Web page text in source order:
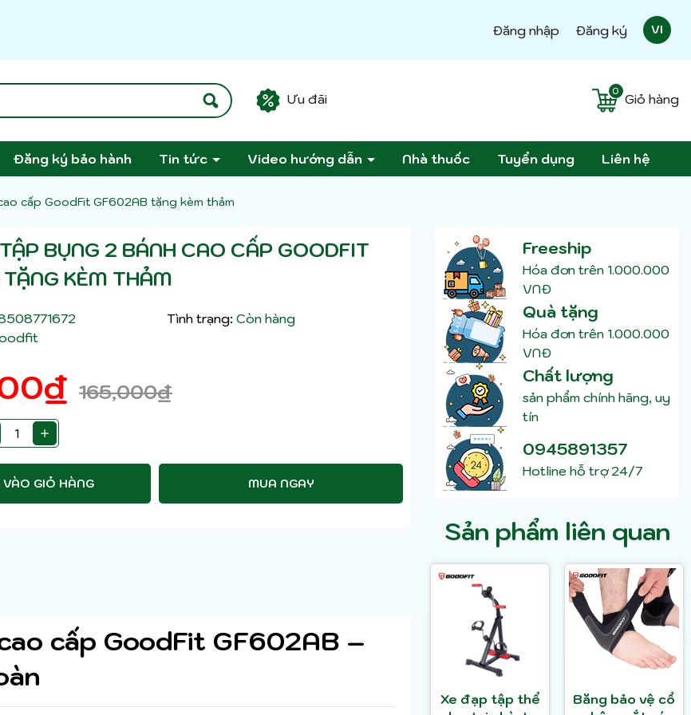
Đăng nhập Đăng ký VI
Ưu đãi Giỏ hàng
0
Đăng ký bảo hành Tin tức Video hướng dẫn Nhà thuốc Tuyển dụng Liên hệ
cấp GoodFit GF602AB tặng kèm thảm
BỤNG 2 BÁNH CAO CẤP GOODFIT
KÈM THẢM
Tình trạng: Còn hàng
₫ 165,000₫
VÀO GIỎ HÀNG MUA NGAY
cấp GoodFit GF602AB –
Freeship
Hóa đơn trên 1.000.000
VNĐ
Quà tặng
Hóa đơn trên 1.000.000
VNĐ
Chất lượng
sản phẩm chính hãng, uy
tín
0945891357
Hotline hỗ trợ 24/7
Sản phẩm liên quan
Xe đạp tập thể
Băng bảo vệ cổ